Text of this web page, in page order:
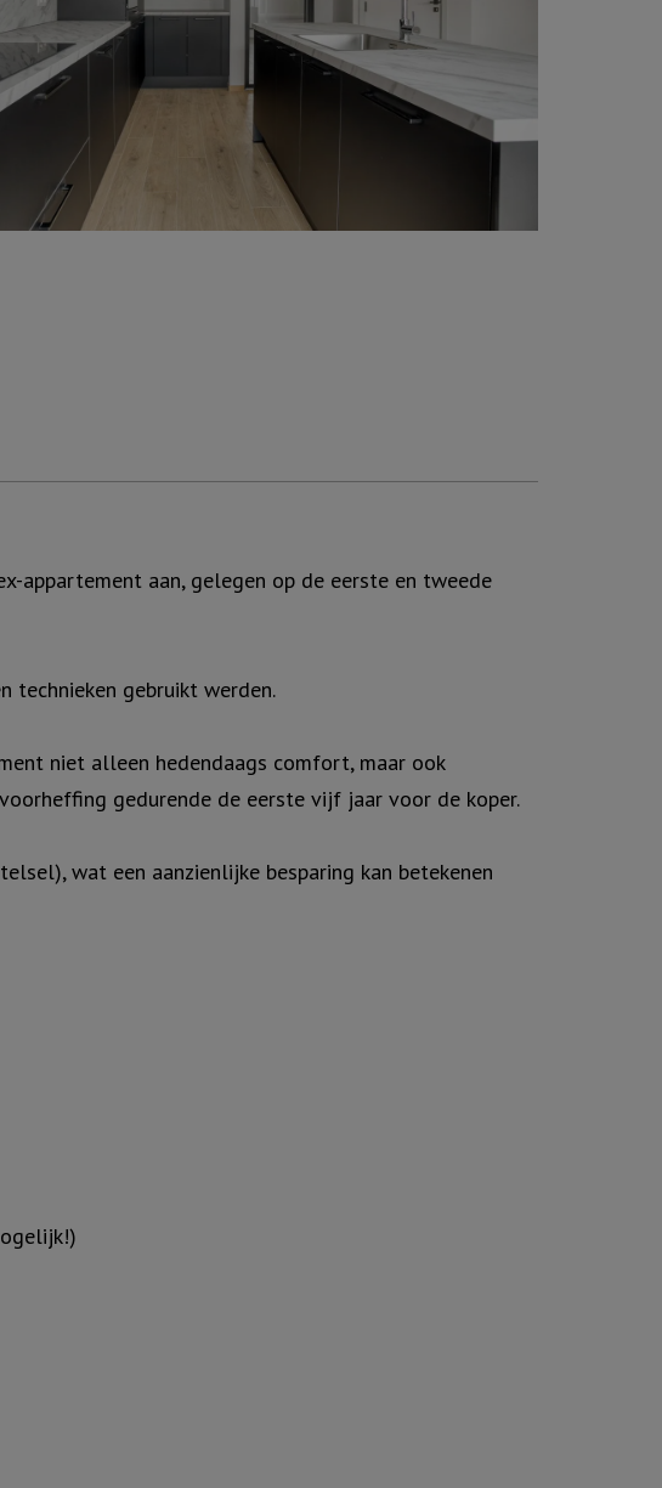
appartement aan, gelegen op de eerste en tweede
technieken gebruikt werden.
niet alleen hedendaags comfort, maar ook
gedurende de eerste vijf jaar voor de koper.
wat een aanzienlijke besparing kan betekenen